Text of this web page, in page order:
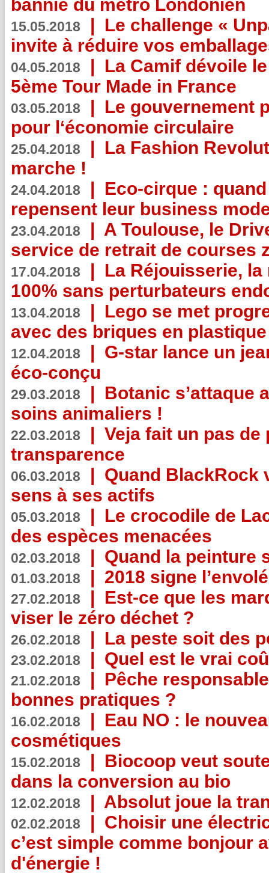
bannie du métro Londonien
15.05.2018 | Le challenge «
invite à réduire vos
04.05.2018 | La Camif dévoile
5ème Tour Made in France
03.05.2018 | Le gouvernement
pour l‘économie circulaire
25.04.2018 | La Fashion
marche !
24.04.2018 | Eco-cirque :
repensent leur business
23.04.2018 | A Toulouse, le
service de retrait de courses
17.04.2018 | La Réjouisserie,
100% sans perturbateurs
13.04.2018 | Lego se met
avec des briques en
12.04.2018 | G-star lance un
éco-conçu
29.03.2018 | Botanic s’attaque
soins animaliers !
22.03.2018 | Veja fait un pas de
transparence
06.03.2018 | Quand BlackRock
sens à ses actifs
05.03.2018 | Le crocodile de
des espèces menacées
02.03.2018 | Quand la peinture
01.03.2018 | 2018 signe
27.02.2018 | Est-ce que les
viser le zéro déchet ?
26.02.2018 | La peste soit des
23.02.2018 | Quel est le vrai
21.02.2018 | Pêche
bonnes pratiques ?
16.02.2018 | Eau NO : le
cosmétiques
15.02.2018 | Biocoop veut
dans la conversion au bio
12.02.2018 | Absolut joue la
02.02.2018 | Choisir une
c’est simple comme bonjour
d'énergie !